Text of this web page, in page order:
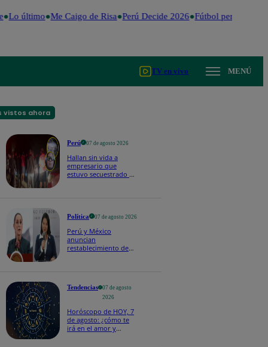
Lo último Me Caigo de Risa Perú Decide 2026 Fútbol peruano
TV en vivo MENÚ
vistos ahora
Perú 07 de agosto 2026
Hallan sin vida a
empresario que
estuvo secuestrado en
Política 07 de agosto 2026
Perú y México
anuncian
restablecimiento de
Tendencias
07 de agosto
2026
Horóscopo de HOY, 7
de agosto: ¿cómo te
irá en el amor y